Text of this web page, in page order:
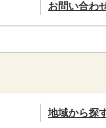
お問い合わ
地域から探